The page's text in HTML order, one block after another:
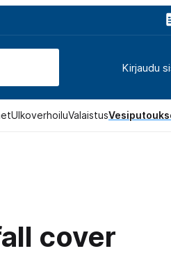
Kirjaudu
UlkoverhoiluValaistus
cover